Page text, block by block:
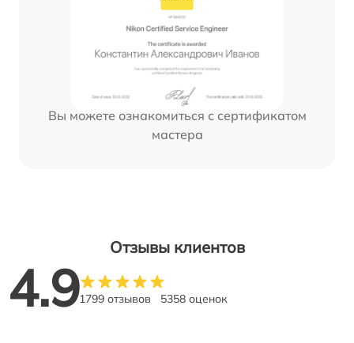
Вы можете ознакомиться с сертификатом
мастера
Отзывы клиентов
4.91799 отзывов 5358 оценок